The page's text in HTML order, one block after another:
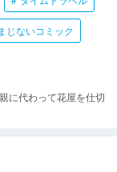
じないコミック
に代わって花屋を仕切